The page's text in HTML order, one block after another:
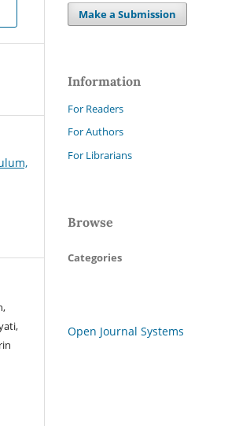
Make a Submission
Information
For Readers
For Authors
For Librarians
Browse
Categories
Open Journal Systems